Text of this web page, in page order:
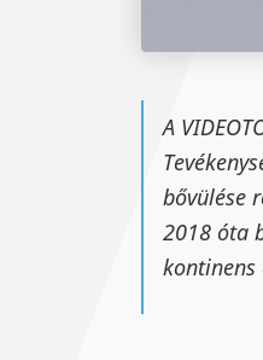
A
bővülése
2018 óta
kontinens